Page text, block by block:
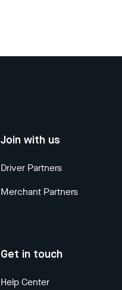
Join with us
Driver Partners
Merchant Partners
Get in touch
Help Center